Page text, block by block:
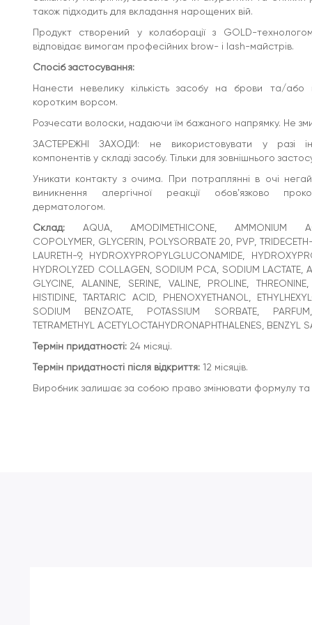
LACTATE, ARGININE, ASPARTIC ACID, PCA, GLYCINE,
ALANINE, SERINE, VALINE, PROLINE, THREONINE,
ISOLEUCINE, PHENYLALANINE, HISTIDINE, TARTARIC ACID,
PHENOXYETHANOL, ETHYLHEXYLGLYCERIN, BENZYL
ALCOHOL, SODIUM BENZOATE, POTASSIUM SORBATE,
PARFUM, HEXAMETHYLINDANOPYRAN, TETRAMETHYL
ACETYLOCTAHYDRONAPHTHALENES, BENZYL SALICYLATE,
LINALYL ACETATE.
Термін придатності:
Термін придатності після відкриття:12 місяців.
Виробник залишає за собою право змінювати
формулу та пакування продукту.
також підходить для вкладання нарощених вій.
Продукт створений у колаборації з GOLD-
відповідає вимогам професійних brow- і lash-майстрів.
Спосіб застосування:
Нанести невелику кількість засобу на брови та/або
коротким ворсом.
Розчесати волоски, надаючи їм бажаного напрямку. Не
ЗАСТЕРЕЖНІ ЗАХОДИ: не використовувати у разі
компонентів у складі засобу. Тільки для зовнішнього
Уникати контакту з очима. При потраплянні в очі
виникнення алергічної реакції обовʼязково
дерматологом.
Склад: AQUA, AMODIMETHICONE, AMMONIUM
COPOLYMER, GLYCERIN, POLYSORBATE 20, PVP, TRIDECETH-
LAURETH-9, HYDROXYPROPYLGLUCONAMIDE,
HYDROLYZED COLLAGEN, SODIUM PCA, SODIUM LACTATE,
GLYCINE, ALANINE, SERINE, VALINE, PROLINE,
HISTIDINE, TARTARIC ACID, PHENOXYETHANOL,
SODIUM BENZOATE, POTASSIUM SORBATE, PARFUM,
TETRAMETHYL ACETYLOCTAHYDRONAPHTHALENES, BENZYL
Термін придатності: 24 місяці.
Термін придатності після відкриття: 12 місяців.
Виробник залишає за собою право змінювати формулу та